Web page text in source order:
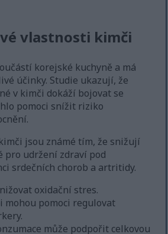
vlastnosti kimči
korejské kuchyně a má
účinky. Studie ukazují, že
v kimči dokáží bojovat se
pomoci snížit riziko
jsou známé tím, že snižují
pro udržení zdraví pod
srdečních chorob a artritidy.
oxidační stres.
mohou pomoci regulovat
může podpořit celkovou